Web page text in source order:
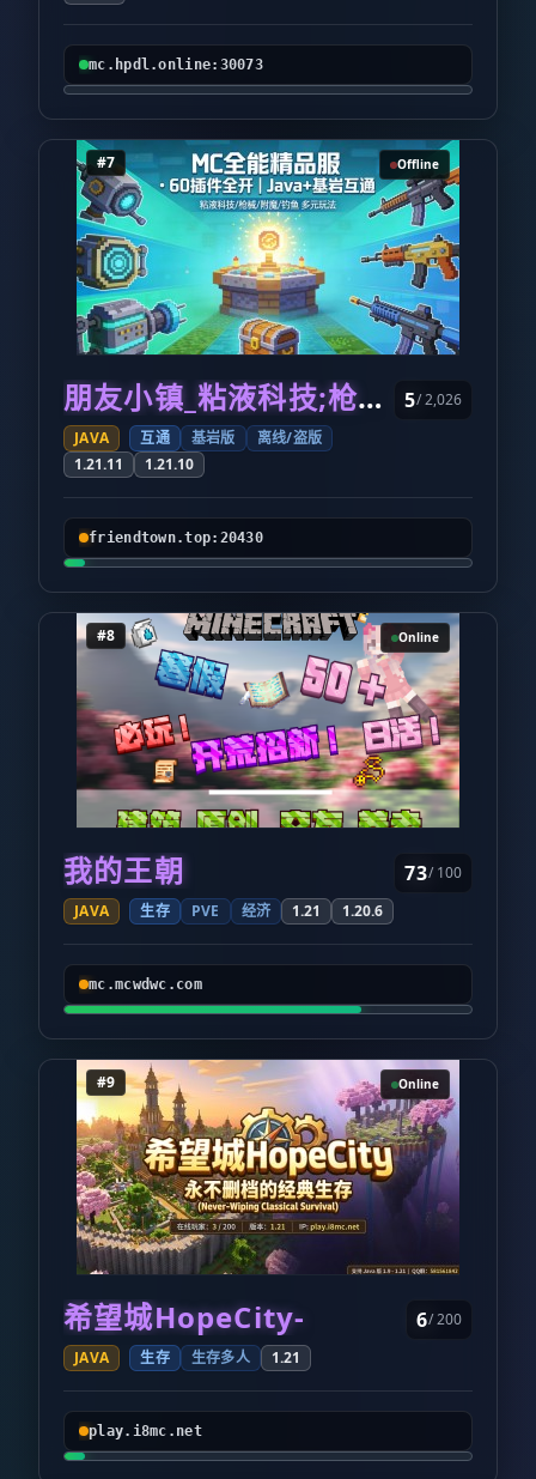
mc.hpdl.online:30073
#7 Offline
朋友小镇_粘液科技;枪械;疯狂附魔;经济
JAVA 互通 基岩版
离线/盗版
1.21.11
1.21.10
5/ 2,026
friendtown.top:20430
#8 Online
我的王朝
JAVA 生存 PVE 经济 1.21 1.20.6
73/ 100
mc.mcwdwc.com
#9 Online
希望城HopeCity-
JAVA 生存 生存多人 1.21
6/ 200
play.i8mc.net